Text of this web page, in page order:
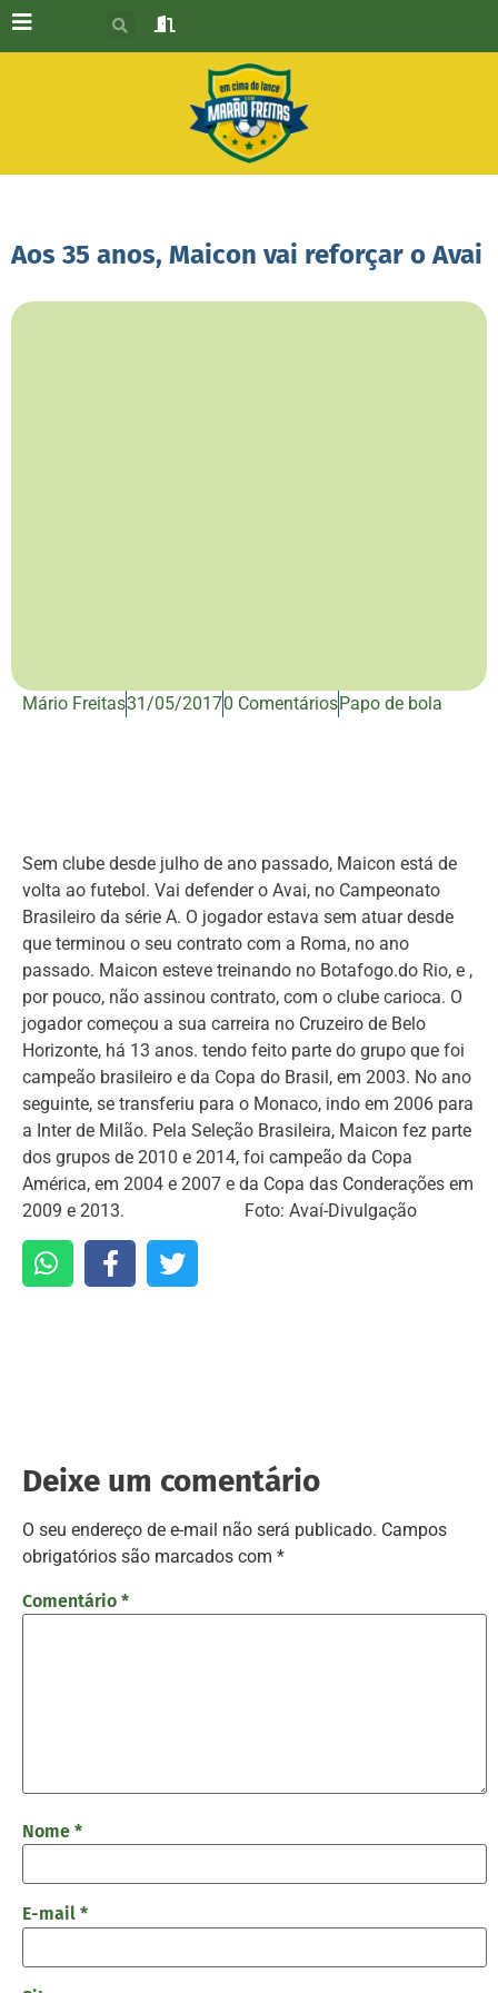
Aos 35 anos, Maicon vai reforçar o Avai
Mário Freitas31/05/20170 ComentáriosPapo de bola
Sem clube desde julho de ano passado, Maicon está de
volta ao futebol. Vai defender o Avai, no Campeonato
Brasileiro da série A. O jogador estava sem atuar desde
que terminou o seu contrato com a Roma, no ano
passado. Maicon esteve treinando no Botafogo.do Rio, e ,
por pouco, não assinou contrato, com o clube carioca. O
jogador começou a sua carreira no Cruzeiro de Belo
Horizonte, há 13 anos. tendo feito parte do grupo que foi
campeão brasileiro e da Copa do Brasil, em 2003. No ano
seguinte, se transferiu para o Monaco, indo em 2006 para
a Inter de Milão. Pela Seleção Brasileira, Maicon fez parte
dos grupos de 2010 e 2014, foi campeão da Copa
América, em 2004 e 2007 e da Copa das Conderações em
2009 e 2013. Foto: Avaí-Divulgação
Deixe um comentário
O seu endereço de e-mail não será publicado. Campos
obrigatórios são marcados com *
Comentário *
Nome *
E-mail *